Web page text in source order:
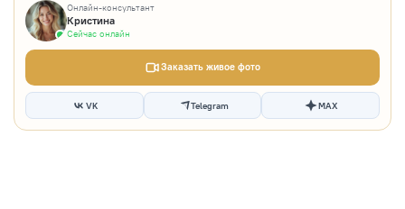
Онлайн-консультант
Кристина
Сейчас онлайн
Заказать живое фото
VK Telegram MAX